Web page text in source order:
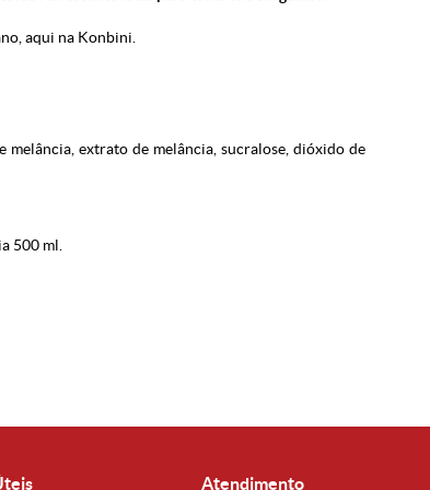
aqui na Konbini.
melância, extrato de melância, sucralose, dióxido de
500 ml.
Atendimento